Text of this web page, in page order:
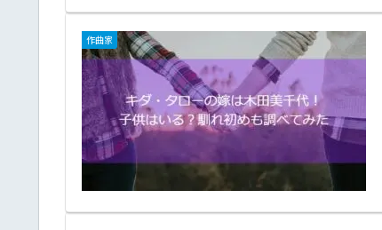
作曲家